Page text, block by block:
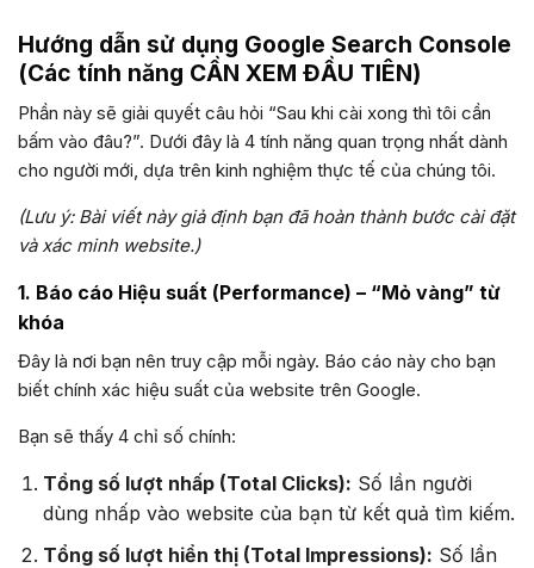
Hướng dẫn sử dụng Google Search Console
(Các tính năng CẦN XEM ĐẦU TIÊN)
Phần này sẽ giải quyết câu hỏi “Sau khi cài xong thì tôi cần
bấm vào đâu?”. Dưới đây là 4 tính năng quan trọng nhất dành
cho người mới, dựa trên kinh nghiệm thực tế của chúng tôi.
(Lưu ý: Bài viết này giả định bạn đã hoàn thành bước cài đặt
và xác minh website.)
1. Báo cáo Hiệu suất (Performance) – “Mỏ vàng” từ
khóa
Đây là nơi bạn nên truy cập mỗi ngày. Báo cáo này cho bạn
biết chính xác hiệu suất của website trên Google.
Bạn sẽ thấy 4 chỉ số chính:
Tổng số lượt nhấp (Total Clicks): Số lần người
dùng nhấp vào website của bạn từ kết quả tìm kiếm.
Tổng số lượt hiển thị (Total Impressions): Số lần